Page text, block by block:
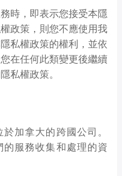
時，即表示您接受本隱
政策，則您不應使用我
私權政策的權利，並依
在任何此類變更後繼續
私權政策。
加拿大的跨國公司。
服務收集和處理的資